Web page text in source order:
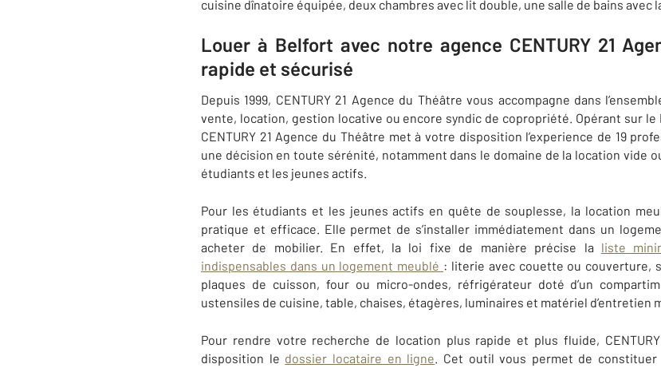
cuisine dînatoire équipée, deux chambres avec lit double, une salle de bains avec
Louer à Belfort avec notre agence CENTURY 21
rapide et sécurisé
Depuis 1999, CENTURY 21 Agence du Théâtre vous accompagne dans
vente, location, gestion locative ou encore syndic de copropriété. Opérant sur le
CENTURY 21 Agence du Théâtre met à votre disposition l’experience de 19
une décision en toute sérénité, notamment dans le domaine de la location vide
étudiants et les jeunes actifs.
Pour les étudiants et les jeunes actifs en quête de souplesse, la location
pratique et efficace. Elle permet de s’installer immédiatement dans un
acheter de mobilier. En effet, la loi fixe de manière précise la liste
indispensables dans un logement meublé : literie avec couette ou couverture,
plaques de cuisson, four ou micro-ondes, réfrigérateur doté d’un
ustensiles de cuisine, table, chaises, étagères, luminaires et matériel d’entretien
Pour rendre votre recherche de location plus rapide et plus fluide,
disposition le dossier locataire en ligne. Cet outil vous permet de